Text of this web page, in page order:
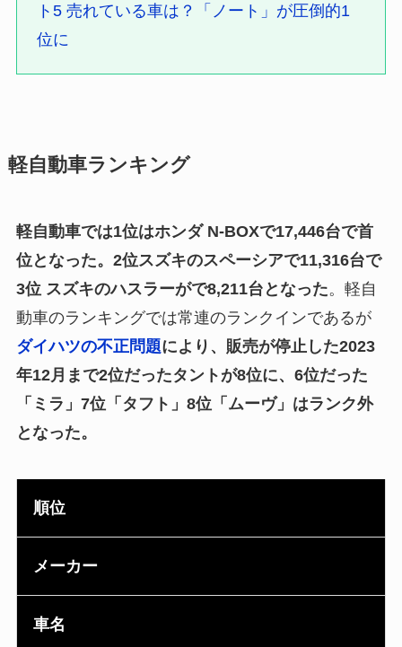
ト5 売れている車は？「ノート」が圧倒的1
位に
軽自動車ランキング
軽自動車では1位はホンダ N-BOXで17,446台で首
位となった。2位スズキのスペーシアで11,316台で
3位 スズキのハスラーがで8,211台となった。軽自
動車のランキングでは常連のランクインであるが
ダイハツの不正問題により、販売が停止した2023
年12月まで2位だったタントが8位に、6位だった
「ミラ」7位「タフト」8位「ムーヴ」はランク外
となった。
順位
メーカー
車名